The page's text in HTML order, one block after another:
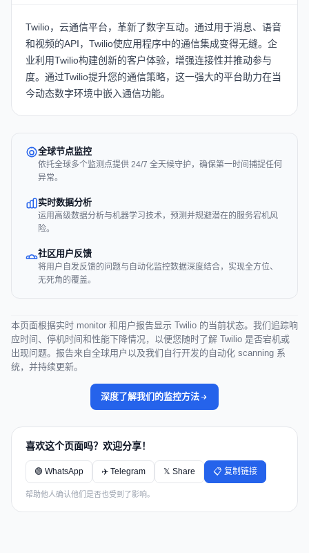
Twilio，云通信平台，革新了数字互动。通过用于消息、语音
和视频的API，Twilio使应用程序中的通信集成变得无缝。企
业利用Twilio构建创新的客户体验，增强连接性并推动参与
度。通过Twilio提升您的通信策略，这一强大的平台助力在当
今动态数字环境中嵌入通信功能。
全球节点监控
依托全球多个监测点提供 24/7 全天候守护，确保第一时间捕捉任何
异常。
实时数据分析
运用高级数据分析与机器学习技术，预测并规避潜在的服务宕机风
险。
社区用户反馈
将用户自发反馈的问题与自动化监控数据深度结合，实现全方位、
无死角的覆盖。
本页面根据实时 monitor 和用户报告显示 Twilio 的当前状态。我们追踪响
应时间、停机时间和性能下降情况，以便您随时了解 Twilio 是否宕机或
出现问题。报告来自全球用户以及我们自行开发的自动化 scanning 系
统，并持续更新。
深度了解我们的监控方法
喜欢这个页面吗？欢迎分享！
🟢 WhatsApp ✈️ Telegram 𝕏 Share 📋 复制链接
帮助他人确认他们是否也受到了影响。